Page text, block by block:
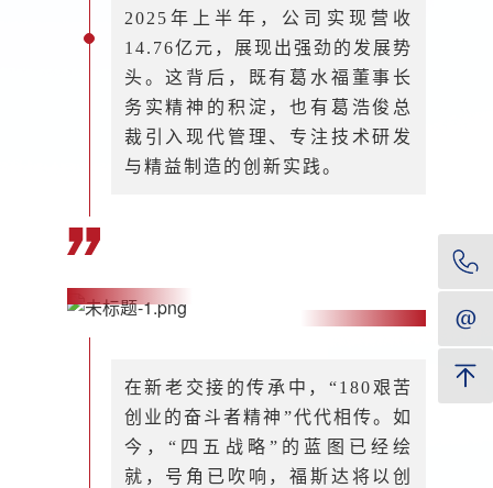
2025年上半年，公司实现营收
14.76亿元，展现出强劲的发展势
头。这背后，既有葛水福董事长
务实精神的积淀，也有葛浩俊总
裁引入现代管理、专注技术研发
与精益制造的创新实践。
在新老交接的传承中，“180艰苦
创业的奋斗者精神”代代相传。如
今，“四五战略”的蓝图已经绘
就，号角已吹响，福斯达将以创